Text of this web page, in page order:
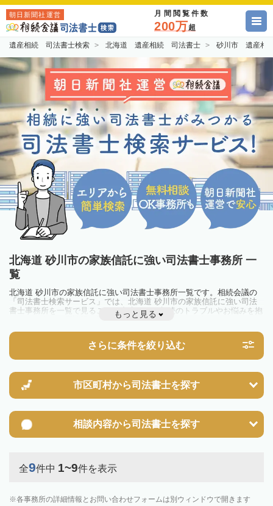
朝日新聞社運営 月間閲覧件数
200万超
遺産相続 司法書士検索 北海道 遺産相続 司法書士 砂川市 遺産相
北海道 砂川市の家族信託に強い司法書士事務所 一
覧
北海道 砂川市の家族信託に強い司法書士事務所一覧です。相続会議の
「司法書士検索サービス」では、北海道 砂川市の家族信託に強い司法
書士事務所を一覧で見ることが出来ます。相続のトラブルやお悩みを抱
えている方は一度近隣の司法書士に相談してみましょう。
もっと見る
さらに条件を絞り込む
市区町村から司法書士を探す
相談内容から司法書士を探す
全9件中 1~9件を表示
各事務所の詳細情報とお問い合わせフォームは別ウィンドウで開きます